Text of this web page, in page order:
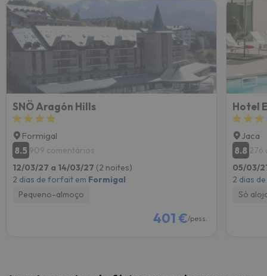
SNÖ Aragón Hills
Formigal
8.5 909 comentários
12/03/27 a 14/03/27 (2 noites)
2 dias de forfait em Formigal
Pequeno-almoço
401 €/pess.
Hotel
Jaca
8.8 276
05/03/
2 dias
Só